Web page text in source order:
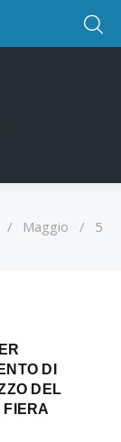
/ Maggio / 5
DI
DEL
FIERA